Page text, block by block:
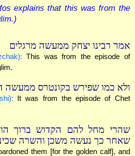
explains that this was from the
אמר רבינו יצחק ממעשה מרגלים
This was from the episode of
ולא כמו שפירש בקונטרס ממעשה
It was from the episode of Chet
שהרי מחל להם הקדוש ברוך
שאחר כך נעשה משכן והשרה
them [for the golden calf], and